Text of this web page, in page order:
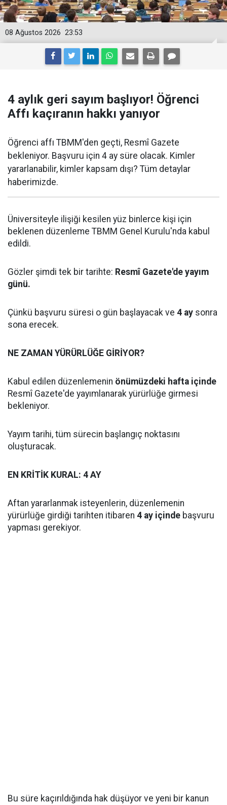
23:53
08 Ağustos 2026
4 aylık geri sayım başlıyor! Öğrenci
Affı kaçıranın hakkı yanıyor
Öğrenci affı TBMM'den geçti, Resmî Gazete
bekleniyor. Başvuru için 4 ay süre olacak. Kimler
yararlanabilir, kimler kapsam dışı? Tüm detaylar
haberimizde.
Üniversiteyle ilişiği kesilen yüz binlerce kişi için
beklenen düzenleme TBMM Genel Kurulu'nda kabul
edildi.
Gözler şimdi tek bir tarihte: Resmî Gazete'de yayım
günü.
Çünkü başvuru süresi o gün başlayacak ve 4 ay sonra
sona erecek.
NE ZAMAN YÜRÜRLÜĞE GİRİYOR?
Kabul edilen düzenlemenin önümüzdeki hafta içinde
Resmî Gazete'de yayımlanarak yürürlüğe girmesi
bekleniyor.
Yayım tarihi, tüm sürecin başlangıç noktasını
oluşturacak.
EN KRİTİK KURAL: 4 AY
Aftan yararlanmak isteyenlerin, düzenlemenin
yürürlüğe girdiği tarihten itibaren 4 ay içinde başvuru
yapması gerekiyor.
Bu süre kaçırıldığında hak düşüyor ve yeni bir kanun